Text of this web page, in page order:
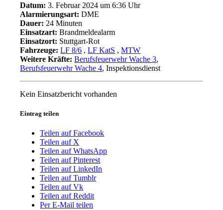
Datum: 3. Februar 2024 um 6:36 Uhr
Alarmierungsart: DME
Dauer: 24 Minuten
Einsatzart: Brandmeldealarm
Einsatzort: Stuttgart-Rot
Fahrzeuge: LF 8/6 ,LF KatS ,MTW
Weitere Kräfte: Berufsfeuerwehr Wache 3,
Berufsfeuerwehr Wache 4, Inspektionsdienst
Kein Einsatzbericht vorhanden
Eintrag teilen
Teilen auf Facebook
Teilen auf X
Teilen auf WhatsApp
Teilen auf Pinterest
Teilen auf LinkedIn
Teilen auf Tumblr
Teilen auf Vk
Teilen auf Reddit
Per E-Mail teilen